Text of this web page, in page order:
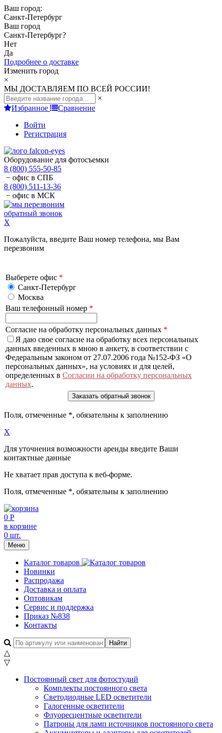
Ваш город:
Санкт-Петербург
Ваш город
Санкт-Петербург?
Нет
Да
Подробнее о доставке
Изменить город
×
МЫ ДОСТАВЛЯЕМ ПО ВСЕЙ РОССИИ!
×
Избранное
Сравнение
Войти
Регистрация
Оборудование для фотосъемки
8 (800) 555-50-85
− офис в СПБ
8 (800) 511-13-36
− офис в МСК
обратный звонок
X
Пожалуйста, введите Ваш номер телефона, мы Вам
перезвоним
Выберете офис *
Санкт-Петербург
Москва
Ваш телефонный номер *
Согласие на обработку персональных данных *
Я даю свое согласие на обработку всех персональных
данных введенных в мною в анкету, в соответствии с
Федеральным законом от 27.07.2006 года №152-ФЗ «О
персональных данных», на условиях и для целей,
определенных в Согласии на обработку персональных
данных.
Поля, отмеченные *, обязательны к заполнению
X
Для уточнения возможности аренды введите Ваши
контактные данные
Не хватает прав доступа к веб-форме.
Поля, отмеченные *, обязательны к заполнению
0 Р
в корзине
0 шт.
Меню
Каталог товаров
Новинки
Распродажа
Доставка и оплата
Оптовикам
Сервис и поддержка
Приказ №838
Контакты
△
▽
Постоянный свет для фотостудий
Комплекты постоянного света
Светодиодные LED осветители
Галогенные осветители
Флуоресцентные осветители
Патроны для ламп источников постоянного света